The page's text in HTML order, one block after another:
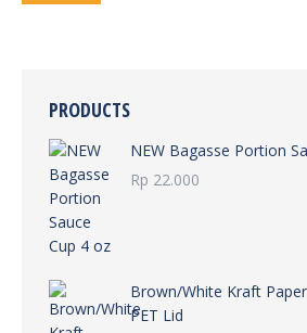
PRODUCTS
NEW Bagasse Portion
Rp 22.000
Brown/White Kraft
PET Lid